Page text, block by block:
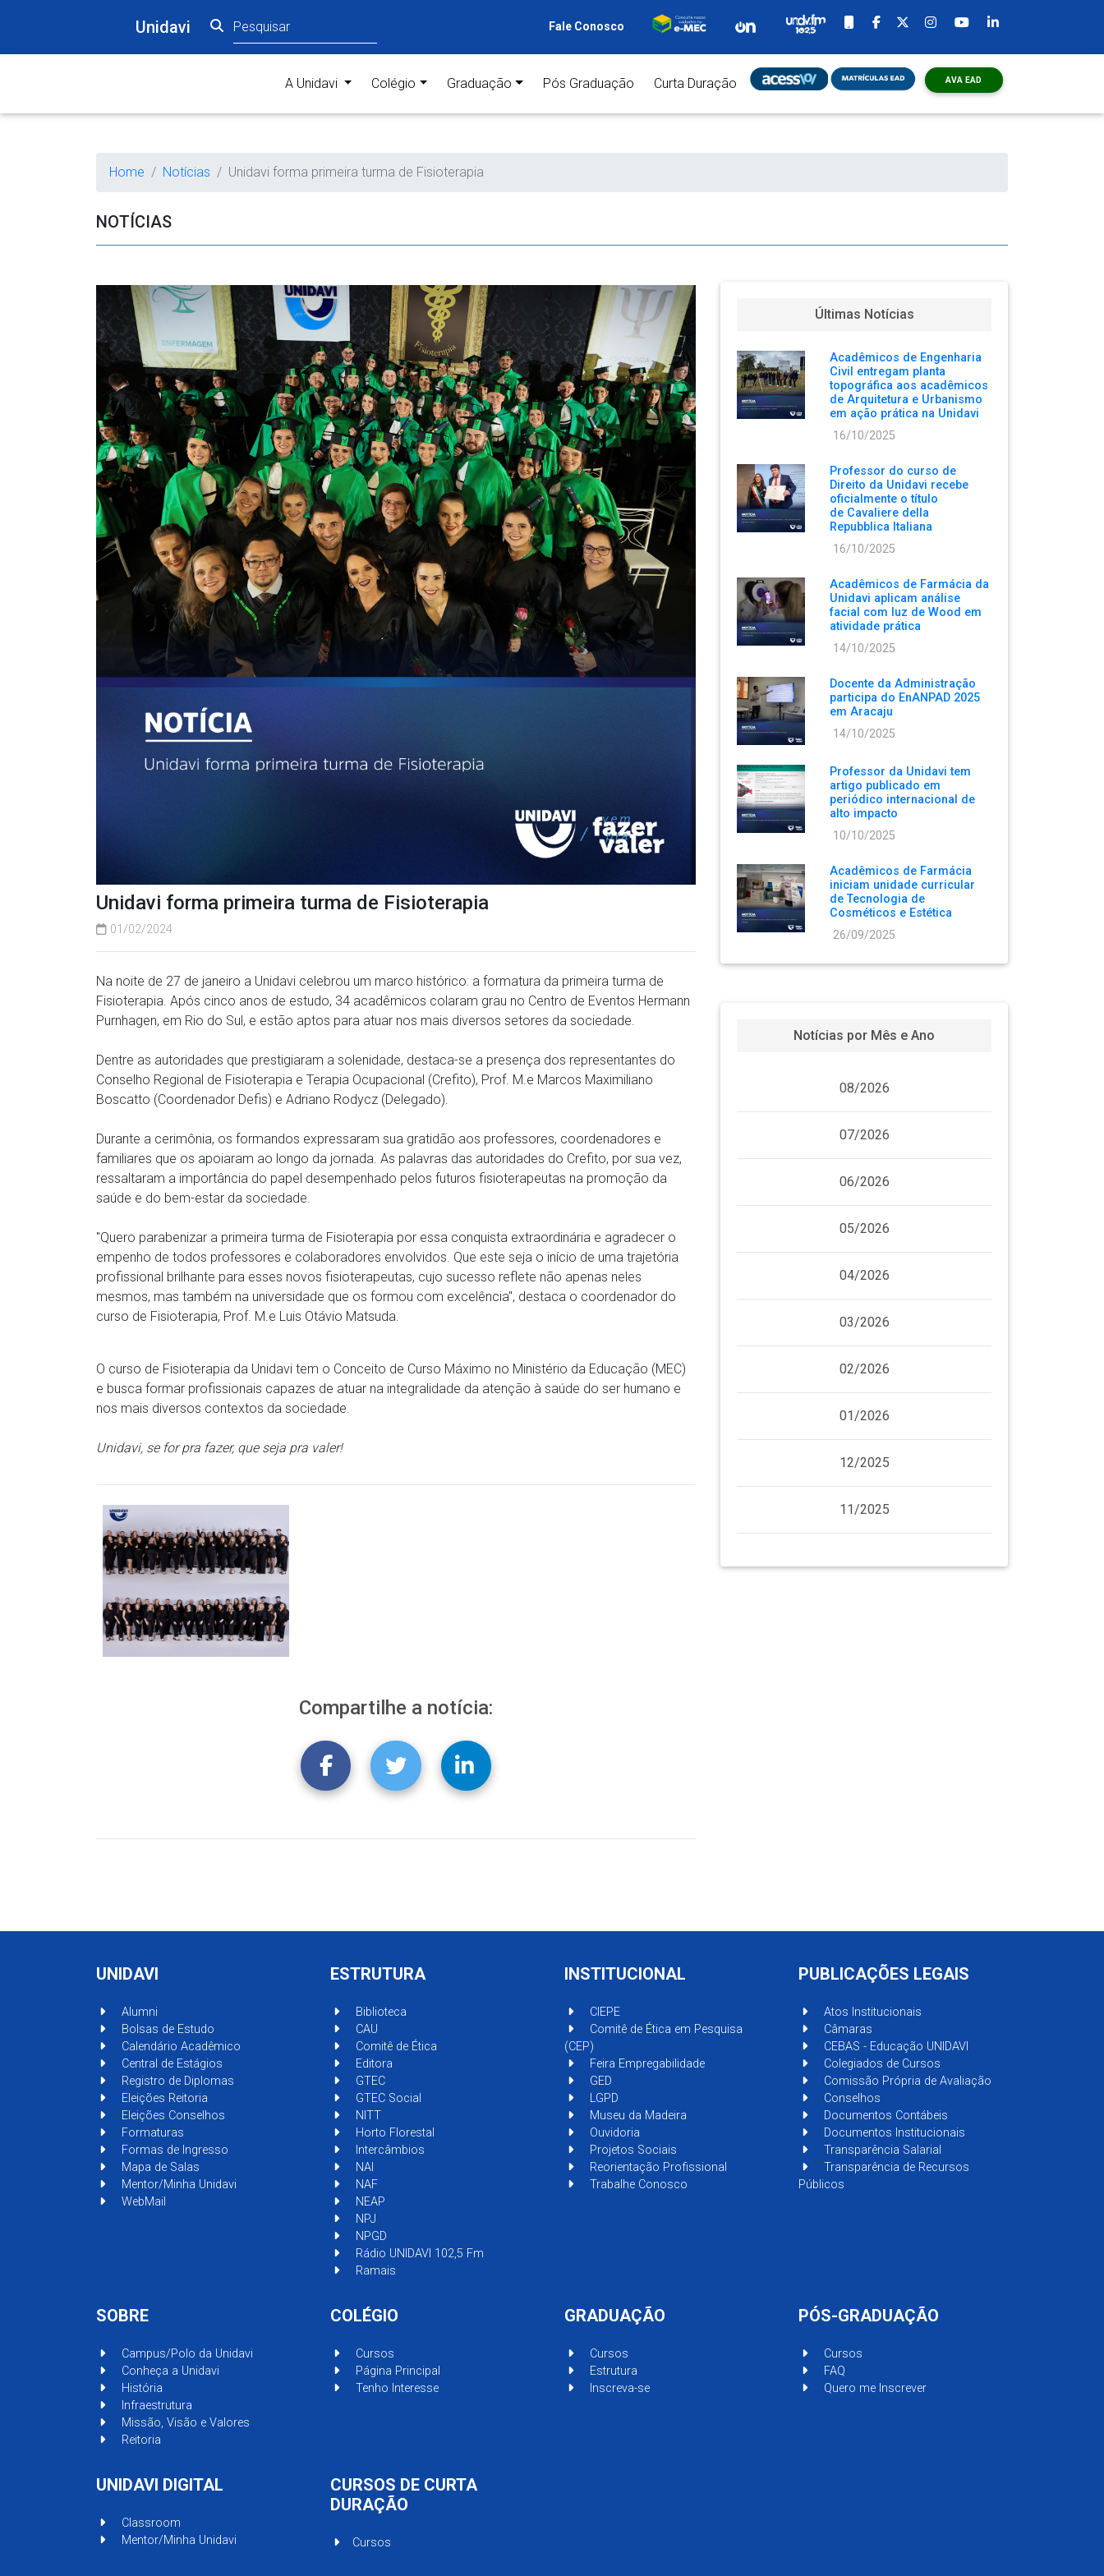
Unidavi Fale Conosco
A Unidavi (current)Colégio Graduação Pós Graduação Curta Duração AVA EAD
Home Notícias Unidavi forma primeira turma de Fisioterapia
NOTÍCIAS
Unidavi forma primeira turma de Fisioterapia
01/02/2024
Na noite de 27 de janeiro a Unidavi celebrou um marco histórico: a formatura da primeira turma de
Fisioterapia. Após cinco anos de estudo, 34 acadêmicos colaram grau no Centro de Eventos Hermann
Purnhagen, em Rio do Sul, e estão aptos para atuar nos mais diversos setores da sociedade.
Dentre as autoridades que prestigiaram a solenidade, destaca-se a presença dos representantes do
Conselho Regional de Fisioterapia e Terapia Ocupacional (Crefito), Prof. M.e Marcos Maximiliano
Boscatto (Coordenador Defis) e Adriano Rodycz (Delegado).
Durante a cerimônia, os formandos expressaram sua gratidão aos professores, coordenadores e
familiares que os apoiaram ao longo da jornada. As palavras das autoridades do Crefito, por sua vez,
ressaltaram a importância do papel desempenhado pelos futuros fisioterapeutas na promoção da
saúde e do bem-estar da sociedade.
''Quero parabenizar a primeira turma de Fisioterapia por essa conquista extraordinária e agradecer o
empenho de todos professores e colaboradores envolvidos. Que este seja o início de uma trajetória
profissional brilhante para esses novos fisioterapeutas, cujo sucesso reflete não apenas neles
mesmos, mas também na universidade que os formou com excelência'', destaca o coordenador do
curso de Fisioterapia, Prof. M.e Luis Otávio Matsuda.
O curso de Fisioterapia da Unidavi tem o Conceito de Curso Máximo no Ministério da Educação (MEC)
e busca formar profissionais capazes de atuar na integralidade da atenção à saúde do ser humano e
nos mais diversos contextos da sociedade.
Unidavi, se for pra fazer, que seja pra valer!
Compartilhe a notícia:
Últimas Notícias
Acadêmicos de Engenharia
Civil entregam planta
topográfica aos acadêmicos
de Arquitetura e Urbanismo
em ação prática na Unidavi
16/10/2025
Professor do curso de
Direito da Unidavi recebe
oficialmente o título
de Cavaliere della
Repubblica Italiana
16/10/2025
Acadêmicos de Farmácia da
Unidavi aplicam análise
facial com luz de Wood em
atividade prática
14/10/2025
Docente da Administração
participa do EnANPAD 2025
em Aracaju
14/10/2025
Professor da Unidavi tem
artigo publicado em
periódico internacional de
alto impacto
10/10/2025
Acadêmicos de Farmácia
iniciam unidade curricular
de Tecnologia de
Cosméticos e Estética
26/09/2025
Notícias por Mês e Ano
08/2026
07/2026
06/2026
05/2026
04/2026
03/2026
02/2026
01/2026
12/2025
11/2025
UNIDAVI
Alumni
Bolsas de Estudo
Calendário Acadêmico
Central de Estágios
Registro de Diplomas
Eleições Reitoria
Eleições Conselhos
Formaturas
Formas de Ingresso
Mapa de Salas
Mentor/Minha Unidavi
WebMail
ESTRUTURA
Biblioteca
CAU
Comitê de Ética
Editora
GTEC
GTEC Social
NITT
Horto Florestal
Intercâmbios
NAI
NAF
NEAP
NPJ
NPGD
Rádio UNIDAVI 102,5 Fm
Ramais
INSTITUCIONAL
CIEPE
Comitê de Ética em Pesquisa
(CEP)
Feira Empregabilidade
GED
LGPD
Museu da Madeira
Ouvidoria
Projetos Sociais
Reorientação Profissional
Trabalhe Conosco
PUBLICAÇÕES LEGAIS
Atos Institucionais
Câmaras
CEBAS - Educação UNIDAVI
Colegiados de Cursos
Comissão Própria de Avaliação
Conselhos
Documentos Contábeis
Documentos Institucionais
Transparência Salarial
Transparência de Recursos
Públicos
SOBRE
Campus/Polo da Unidavi
Conheça a Unidavi
História
Infraestrutura
Missão, Visão e Valores
Reitoria
COLÉGIO
Cursos
Página Principal
Tenho Interesse
GRADUAÇÃO
Cursos
Estrutura
Inscreva-se
PÓS-GRADUAÇÃO
Cursos
FAQ
Quero me Inscrever
UNIDAVI DIGITAL
Classroom
Mentor/Minha Unidavi
CURSOS DE CURTA
DURAÇÃO
Cursos